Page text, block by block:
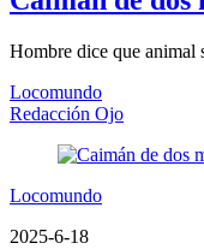
Hombre dice que animal
Locomundo
Redacción Ojo
Locomundo
2025-6-18